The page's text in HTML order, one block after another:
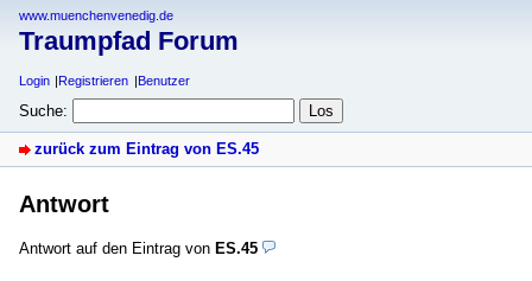
www.muenchenvenedig.de
Traumpfad Forum
Login Registrieren Benutzer
Suche:
zurück zum Eintrag von ES.45
Antwort
Antwort auf den Eintrag von ES.45